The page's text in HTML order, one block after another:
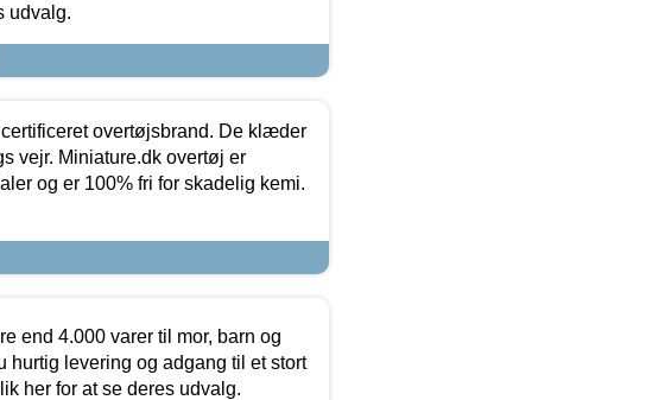
udvalg.
overtøjsbrand. De klæder
vejr. Miniature.dk overtøj er
og er 100% fri for skadelig kemi.
end 4.000 varer til mor, barn og
hurtig levering og adgang til et stort
her for at se deres udvalg.